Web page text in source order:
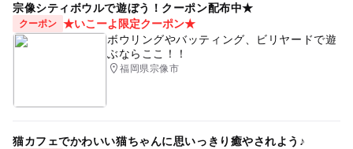
宗像シティボウルで遊ぼう！クーポン配布中★
クーポン ★いこーよ限定クーポン★
ボウリングやバッティング、ビリヤードで遊
ぶならここ！！
福岡県宗像市
猫カフェでかわいい猫ちゃんに思いっきり癒やされよう♪